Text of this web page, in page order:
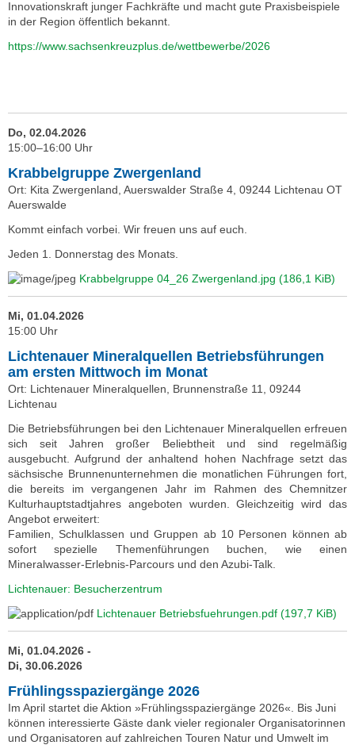
Innovationskraft junger Fachkräfte und macht gute Praxisbeispiele
in der Region öffentlich bekannt.
https://www.sachsenkreuzplus.de/wettbewerbe/2026
Do, 02.04.2026
15:00–16:00 Uhr
Krabbelgruppe Zwergenland
Ort: Kita Zwergenland, Auerswalder Straße 4, 09244 Lichtenau OT
Auerswalde
Kommt einfach vorbei. Wir freuen uns auf euch.
Jeden 1. Donnerstag des Monats.
Krabbelgruppe 04_26 Zwergenland.jpg (186,1 KiB)
Mi, 01.04.2026
15:00 Uhr
Lichtenauer Mineralquellen Betriebsführungen
am ersten Mittwoch im Monat
Ort: Lichtenauer Mineralquellen, Brunnenstraße 11, 09244
Lichtenau
Die Betriebsführungen bei den Lichtenauer Mineralquellen erfreuen
sich seit Jahren großer Beliebtheit und sind regelmäßig
ausgebucht. Aufgrund der anhaltend hohen Nachfrage setzt das
sächsische Brunnenunternehmen die monatlichen Führungen fort,
die bereits im vergangenen Jahr im Rahmen des Chemnitzer
Kulturhauptstadtjahres angeboten wurden. Gleichzeitig wird das
Angebot erweitert:
Familien, Schulklassen und Gruppen ab 10 Personen können ab
sofort spezielle Themenführungen buchen, wie einen
Mineralwasser-Erlebnis-Parcours und den Azubi-Talk.
Lichtenauer: Besucherzentrum
Lichtenauer Betriebsfuehrungen.pdf (197,7 KiB)
Mi, 01.04.2026 -
Di, 30.06.2026
Frühlingsspaziergänge 2026
Im April startet die Aktion »Frühlingsspaziergänge 2026«. Bis Juni
können interessierte Gäste dank vieler regionaler Organisatorinnen
und Organisatoren auf zahlreichen Touren Natur und Umwelt im